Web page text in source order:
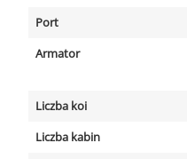
Port
Armator
Liczba koi
Liczba kabin